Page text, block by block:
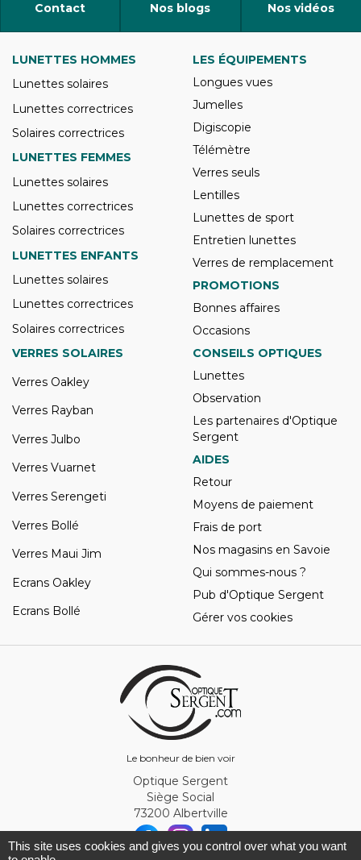
Contact Nos blogs Nos vidéos
Le bonheur de bien voir
LUNETTES HOMMES
Lunettes solaires
Lunettes correctrices
Solaires correctrices
LUNETTES FEMMES
Lunettes solaires
Lunettes correctrices
Solaires correctrices
LUNETTES ENFANTS
Lunettes solaires
Lunettes correctrices
Solaires correctrices
LES ÉQUIPEMENTS
Longues vues
Jumelles
Digiscopie
Télémètre
Verres seuls
Lentilles
Lunettes de sport
Entretien lunettes
Verres de remplacement
PROMOTIONS
Bonnes affaires
Occasions
VERRES SOLAIRES
Verres Oakley
Verres Rayban
Verres Julbo
Verres Vuarnet
Verres Serengeti
Verres Bollé
Verres Maui Jim
Ecrans Oakley
Ecrans Bollé
CONSEILS OPTIQUES
Lunettes
Observation
Les partenaires d'Optique
Sergent
AIDES
Retour
Moyens de paiement
Frais de port
Nos magasins en Savoie
Qui sommes-nous ?
Pub d'Optique Sergent
Gérer vos cookies
Optique Sergent
Siège Social
73200 Albertville
This site uses cookies and gives you control over what you want